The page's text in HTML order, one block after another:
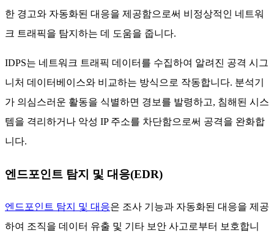
한 경고와 자동화된 대응을 제공함으로써 비정상적인 네트워
크 트래픽을 탐지하는 데 도움을 줍니다.
IDPS는 네트워크 트래픽 데이터를 수집하여 알려진 공격 시그
니처 데이터베이스와 비교하는 방식으로 작동합니다. 분석기
가 의심스러운 활동을 식별하면 경보를 발령하고, 침해된 시스
템을 격리하거나 악성 IP 주소를 차단함으로써 공격을 완화합
니다.
엔드포인트 탐지 및 대응(EDR)
엔드포인트 탐지 및 대응은 조사 기능과 자동화된 대응을 제공
하여 조직을 데이터 유출 및 기타 보안 사고로부터 보호합니